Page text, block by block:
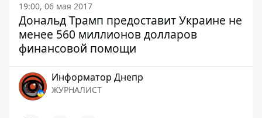
19:00, 06 мая 2017
Дональд Трамп предоставит Украине не
менее 560 миллионов долларов
финансовой помощи
Информатор Днепр
ЖУРНАЛИСТ